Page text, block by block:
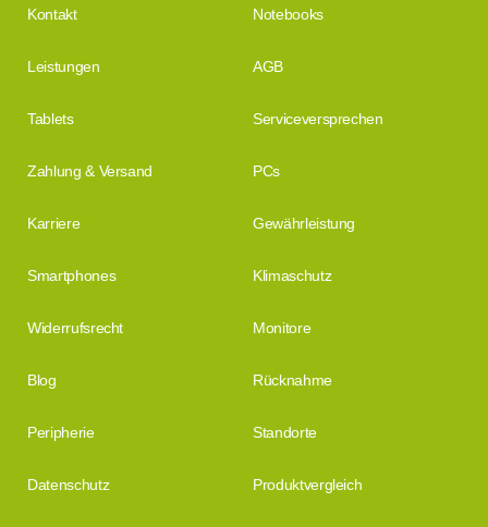
Kontakt Notebooks
Leistungen AGB
Tablets Serviceversprechen
Zahlung & Versand PCs
Karriere Gewährleistung
Smartphones Klimaschutz
Widerrufsrecht Monitore
Blog Rücknahme
Peripherie Standorte
Datenschutz Produktvergleich